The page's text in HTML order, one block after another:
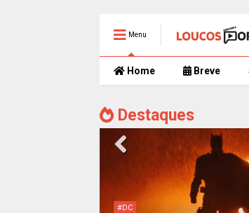
Menu
Home Breve
Destaques
#DC